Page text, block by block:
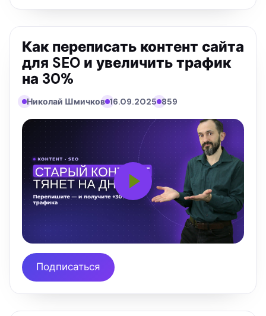
Как переписать контент сайта
для SEO и увеличить трафик
на 30%
Николай Шмичков 16.09.2025 859
Подписаться